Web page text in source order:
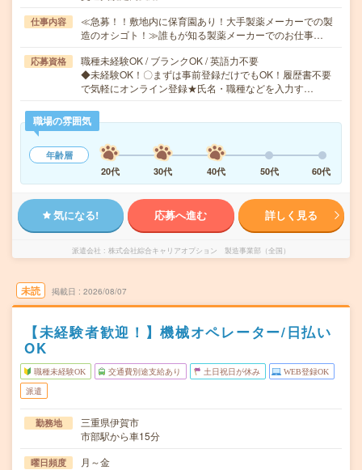
仕事内容
≪急募！！敷地内に保育園あり！大手製薬メーカーでの製
造のオシゴト！≫誰もが知る製薬メーカーでのお仕事…
応募資格
職種未経験OK / ブランクOK / 英語力不要
◆未経験OK！〇まずは事前登録だけでもOK！履歴書不要
で気軽にオンライン登録★氏名・職種などを入力す…
職場の雰囲気
年齢層
20代
30代 40代 50代 60代
気になる! 応募へ進む 詳しく見る
派遣会社 株式会社綜合キャリアオプション 製造事業部（全国）
未読 掲載日 2026/08/07
【未経験者歓迎！】機械オペレーター/日払い
OK
職種未経験OK 交通費別途支給あり 土日祝日が休み WEB登録OK
派遣
勤務地
三重県伊賀市
市部駅から車15分
曜日頻度 月～金